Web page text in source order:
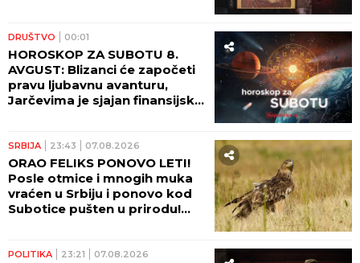
DRUŠTVO 00:01
HOROSKOP ZA SUBOTU 8.
AVGUST: Blizanci će započeti
pravu ljubavnu avanturu,
Jarčevima je sjajan finansijski
SRBIJA 23:43 07.08.2026
ORAO FELIKS PONOVO LETI!
Posle otmice i mnogih muka
vraćen u Srbiju i ponovo kod
Subotice pušten u prirodu!
POLITIKA 23:21 07.08.2026